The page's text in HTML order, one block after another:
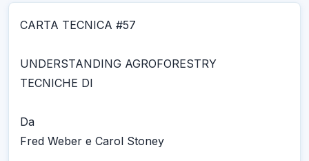
CARTA TECNICA #57
UNDERSTANDING AGROFORESTRY
TECNICHE DI
Da
Fred Weber e Carol Stoney